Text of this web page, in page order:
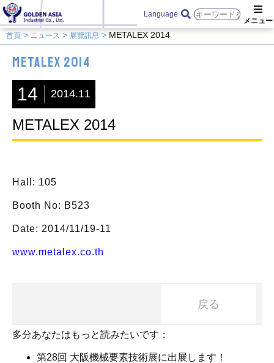
Language
首頁 ニュース 展覽訊息 METALEX 2014
METALEX 2014
14 2014.11
METALEX 2014
Hall: 105
Booth No: B523
Date: 2014/11/19-11
www.metalex.co.th
戻る
多分あなたはもっと読みたいです：
第28回 大阪機械要素技術展に出展します！